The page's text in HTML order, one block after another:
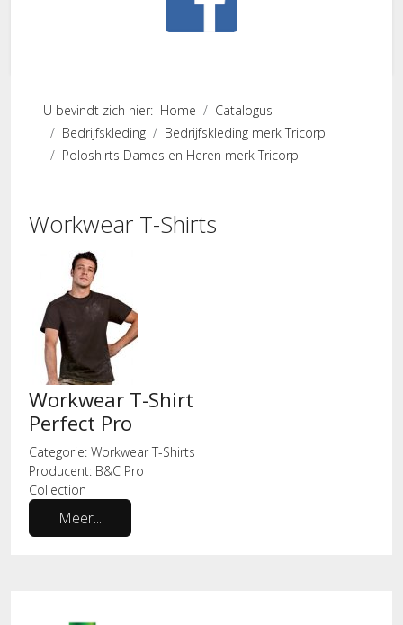
U bevindt zich hier: Home
Catalogus
Bedrijfskleding
Bedrijfskleding merk Tricorp
Poloshirts Dames en Heren merk Tricorp
Workwear T-Shirts
Workwear T-Shirt
Perfect Pro
Categorie: Workwear T-Shirts
Producent: B&C Pro
Collection
Meer...